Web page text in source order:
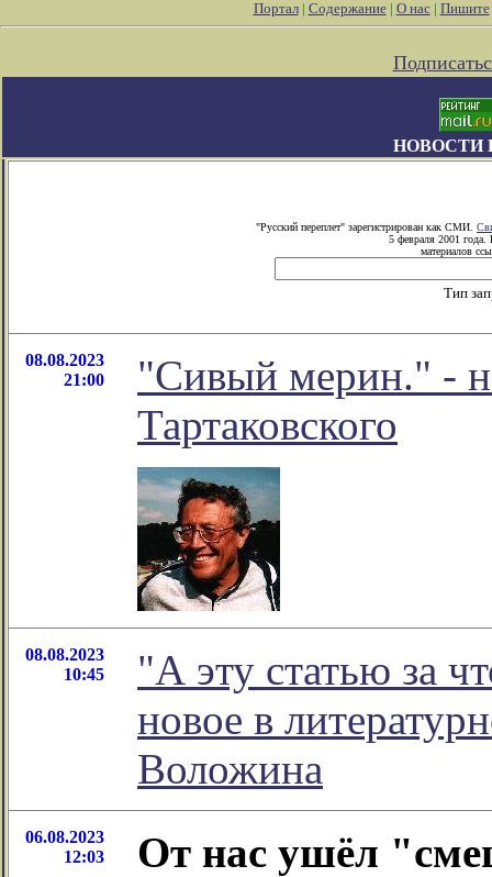
Портал| Содержание| О нас| Пишите
НОВОСТИ
"Русский переплет" зарегистрирован как СМИ.
5 февраля 2001 года.
материалов
Тип
08.08.2023
21:00
"Сивый мерин." -
Тартаковского
08.08.2023
10:45
"А эту статью за
новое в
Воложина
06.08.2023
12:03
От нас ушёл